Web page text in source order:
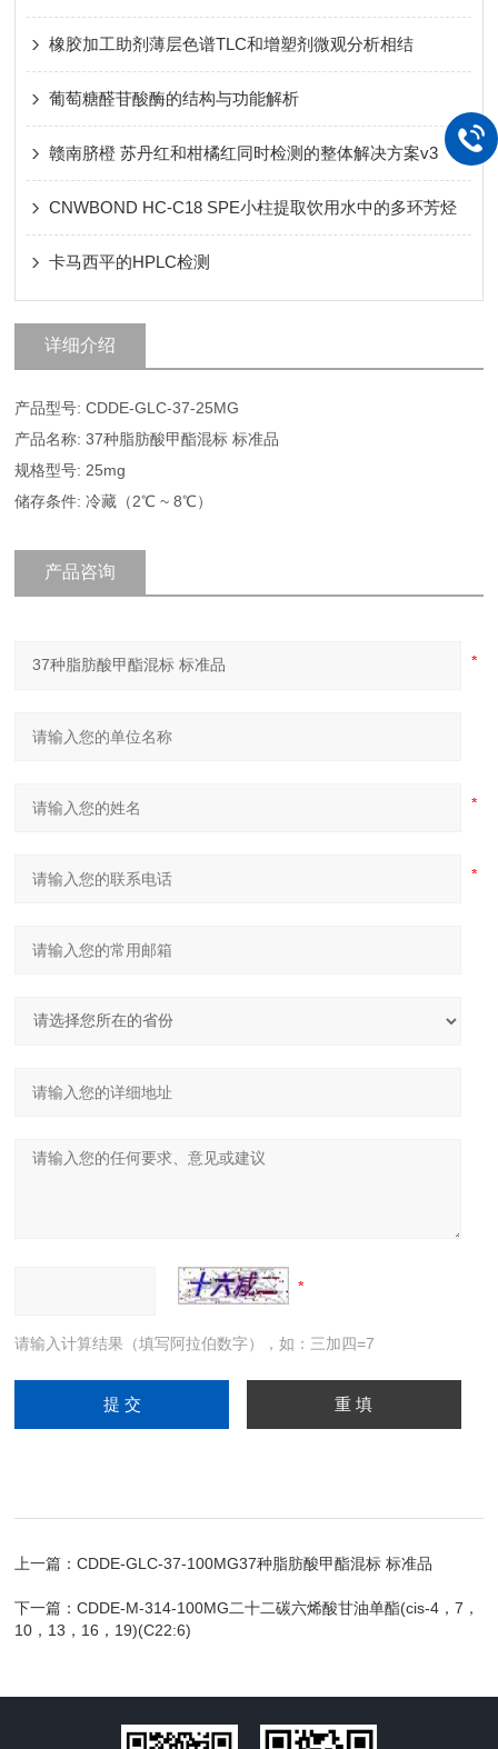
橡胶加工助剂薄层色谱TLC和增塑剂微观分析相结
葡萄糖醛苷酸酶的结构与功能解析
赣南脐橙 苏丹红和柑橘红同时检测的整体解决方案v3
CNWBOND HC-C18 SPE小柱提取饮用水中的多环芳烃
卡马西平的HPLC检测
详细介绍
产品型号: CDDE-GLC-37-25MG
产品名称: 37种脂肪酸甲酯混标 标准品
规格型号: 25mg
储存条件: 冷藏（2℃ ~ 8℃）
产品咨询
请输入计算结果（填写阿拉伯数字），如：三加四=7
上一篇：CDDE-GLC-37-100MG37种脂肪酸甲酯混标 标准品
下一篇：CDDE-M-314-100MG二十二碳六烯酸甘油单酯(cis-4，7，
10，13，16，19)(C22:6)